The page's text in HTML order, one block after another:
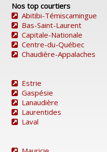
Nos top courtiers
Abitibi-Témiscamingue
Bas-Saint-Laurent
Capitale-Nationale
Centre-du-Québec
Chaudière-Appalaches
Estrie
Gaspésie
Lanaudière
Laurentides
Laval